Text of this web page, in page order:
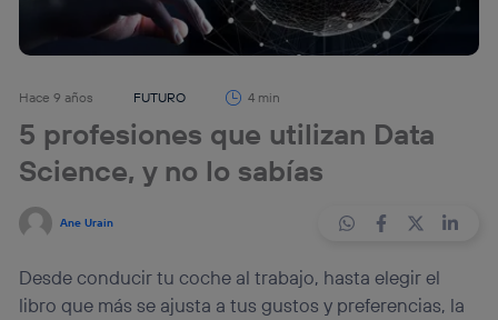
Hace 9 años FUTURO 4 min
5 profesiones que utilizan Data
Science, y no lo sabías
Ane Urain
Desde conducir tu coche al trabajo, hasta elegir el
libro que más se ajusta a tus gustos y preferencias, la